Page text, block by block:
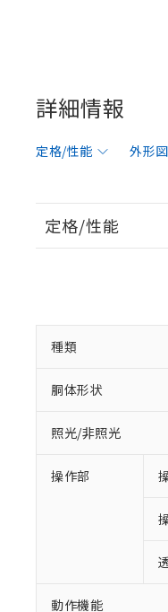
詳細情報
定格/性能 外形図
定格/性能
種類
胴体形状
照光/非照光
操作部
動作機能